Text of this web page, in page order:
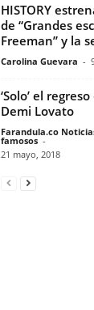
HISTORY
de “Grandes
Freeman” y la
Carolina Guevara -
‘Solo’ el
Demi Lovato
Farandula.co
famosos -
21 mayo, 2018